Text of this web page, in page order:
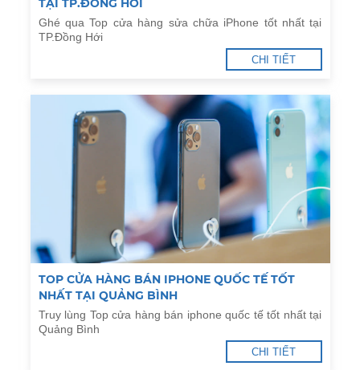
TẠI TP.ĐỒNG HỚI
Ghé qua Top cửa hàng sửa chữa iPhone tốt nhất tại
TP.Đồng Hới
CHI TIẾT
TOP CỬA HÀNG BÁN IPHONE QUỐC TẾ TỐT
NHẤT TẠI QUẢNG BÌNH
Truy lùng Top cửa hàng bán iphone quốc tế tốt nhất tại
Quảng Bình
CHI TIẾT